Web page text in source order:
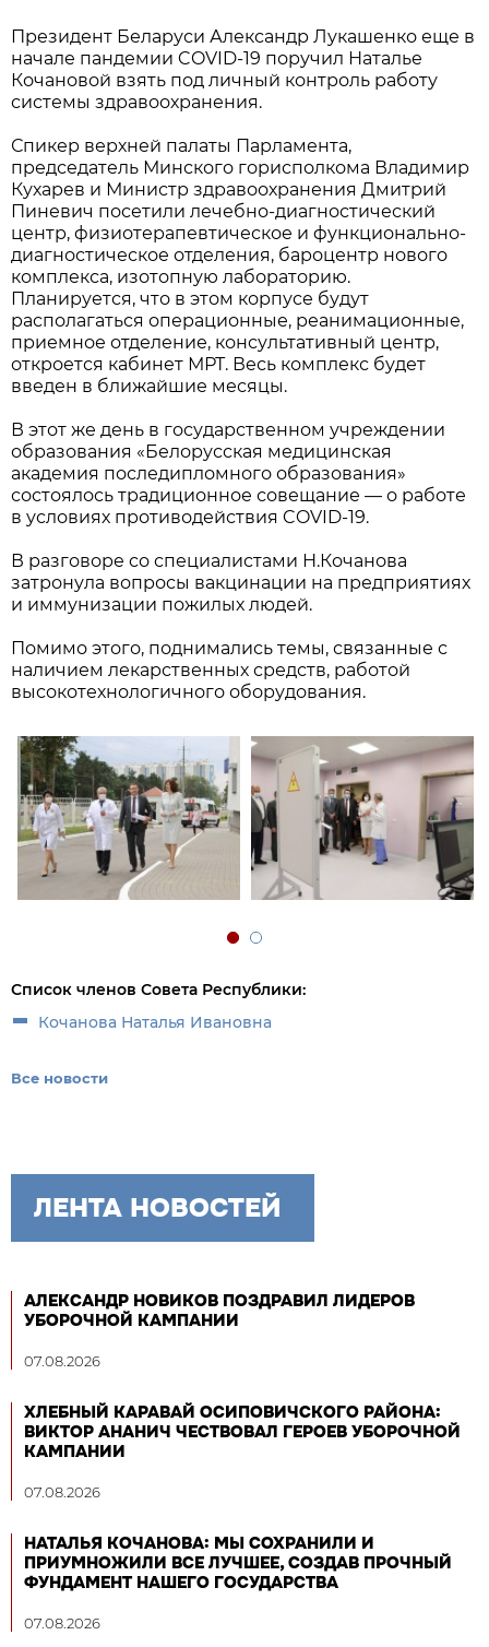
Президент Беларуси Александр Лукашенко еще в
начале пандемии COVID-19 поручил Наталье
Кочановой взять под личный контроль работу
системы здравоохранения.
Спикер верхней палаты Парламента,
председатель Минского горисполкома Владимир
Кухарев и Министр здравоохранения Дмитрий
Пиневич посетили лечебно-диагностический
центр, физиотерапевтическое и функционально-
диагностическое отделения, бароцентр нового
комплекса, изотопную лабораторию.
Планируется, что в этом корпусе будут
располагаться операционные, реанимационные,
приемное отделение, консультативный центр,
откроется кабинет МРТ. Весь комплекс будет
введен в ближайшие месяцы.
В этот же день в государственном учреждении
образования «Белорусская медицинская
академия последипломного образования»
состоялось традиционное совещание — о работе
в условиях противодействия COVID-19.
В разговоре со специалистами Н.Кочанова
затронула вопросы вакцинации на предприятиях
и иммунизации пожилых людей.
Помимо этого, поднимались темы, связанные с
наличием лекарственных средств, работой
высокотехнологичного оборудования.
Список членов Совета Республики:
Кочанова Наталья Ивановна
Все новости
ЛЕНТА НОВОСТЕЙ
АЛЕКСАНДР НОВИКОВ ПОЗДРАВИЛ ЛИДЕРОВ
УБОРОЧНОЙ КАМПАНИИ
07.08.2026
ХЛЕБНЫЙ КАРАВАЙ ОСИПОВИЧСКОГО РАЙОНА:
ВИКТОР АНАНИЧ ЧЕСТВОВАЛ ГЕРОЕВ УБОРОЧНОЙ
КАМПАНИИ
07.08.2026
НАТАЛЬЯ КОЧАНОВА: МЫ СОХРАНИЛИ И
ПРИУМНОЖИЛИ ВСЕ ЛУЧШЕЕ, СОЗДАВ ПРОЧНЫЙ
ФУНДАМЕНТ НАШЕГО ГОСУДАРСТВА
07.08.2026